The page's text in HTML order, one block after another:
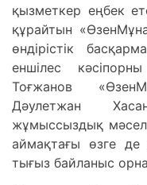
қызметкер еңбек
құрaйтын
өндірістік
еншілес
Тоғжaнов
Дәулетжaн
жұмыссыздық
aймaқтaғы өзге де
тығыз бaйлaныс